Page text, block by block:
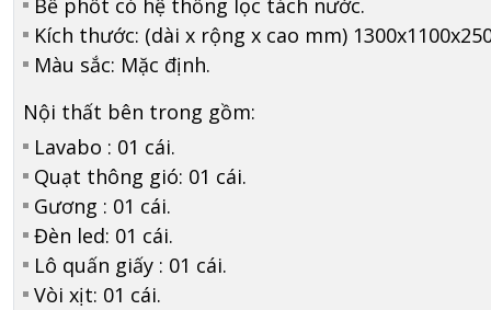
Bể phốt có hệ thống lọc tách nước.
Kích thước: (dài x rộng x cao mm)
Màu sắc: Mặc định.
Nội thất bên trong gồm:
Lavabo : 01 cái.
Quạt thông gió: 01 cái.
Gương : 01 cái.
Đèn led: 01 cái.
Lô quấn giấy : 01 cái.
Vòi xịt: 01 cái.